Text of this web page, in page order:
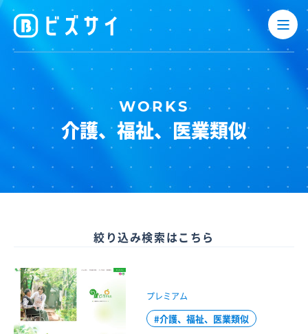
介護、福祉、医業類似
絞り込み検索はこちら
プレミアム
介護、福祉、医業類似